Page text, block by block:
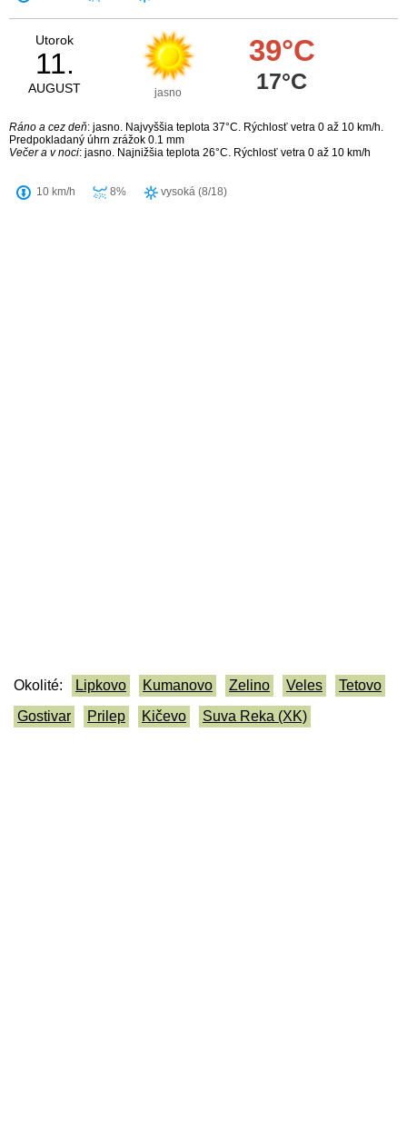
Utorok
11.
AUGUST jasno
39°C
17°C
Ráno a cez deň: jasno. Najvyššia teplota 37°C. Rýchlosť vetra 0 až 10 km/h.
Predpokladaný úhrn zrážok 0.1 mm
Večer a v noci: jasno. Najnižšia teplota 26°C. Rýchlosť vetra 0 až 10 km/h
10 km/h 8% vysoká (8/18)
Okolité: Lipkovo Kumanovo Zelino Veles
Tetovo
Gostivar
Prilep Kičevo Suva Reka (XK)